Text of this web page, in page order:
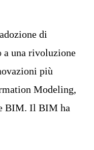
di
a una rivoluzione
più
Modeling,
BIM. Il BIM ha